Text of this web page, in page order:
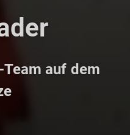
auf dem